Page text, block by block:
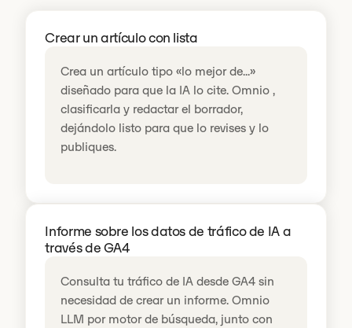
Crear un artículo con lista
Crea un artículo tipo «lo mejor de...»
diseñado para que la IA lo cite. Omnio ,
clasificarla y redactar el borrador,
dejándolo listo para que lo revises y lo
publiques.
Informe sobre los datos de tráfico de IA a
través de GA4
Consulta tu tráfico de IA desde GA4 sin
necesidad de crear un informe. Omnio
LLM por motor de búsqueda, junto con